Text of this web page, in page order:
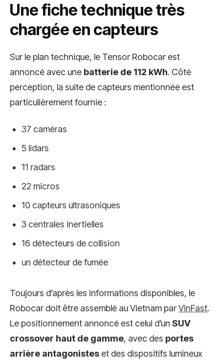
Une fiche technique très
chargée en capteurs
Sur le plan technique, le Tensor Robocar est
annoncé avec une batterie de 112 kWh. Côté
perception, la suite de capteurs mentionnée est
particulièrement fournie :
37 caméras
5 lidars
11 radars
22 micros
10 capteurs ultrasoniques
3 centrales inertielles
16 détecteurs de collision
un détecteur de fumée
Toujours d’après les informations disponibles, le
Robocar doit être assemblé au Vietnam parVinFast.
Le positionnement annoncé est celui d’un SUV
crossover haut de gamme, avec des portes
arrière antagonistes et des dispositifs lumineux